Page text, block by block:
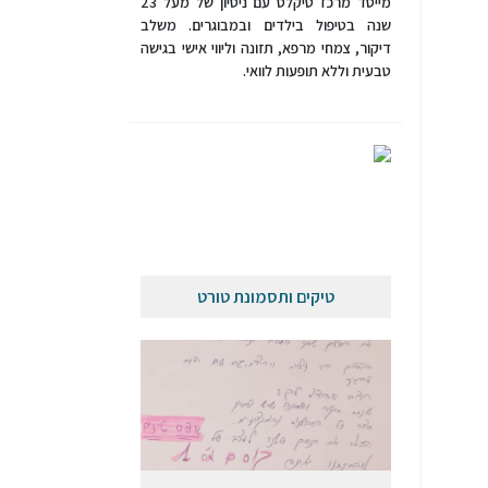
שנה בטיפול בילדים ובמבוגרים. משלב
דיקור, צמחי מרפא, תזונה וליווי אישי בגישה
טבעית וללא תופעות לוואי.
טיקים ותסמונת טורט